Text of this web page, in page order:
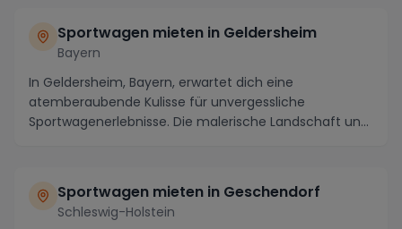
Sportwagen mieten in Geldersheim
Bayern
In Geldersheim, Bayern, erwartet dich eine
atemberaubende Kulisse für unvergessliche
Sportwagenerlebnisse. Die malerische Landschaft und
Sportwagen mieten in Geschendorf
Schleswig-Holstein